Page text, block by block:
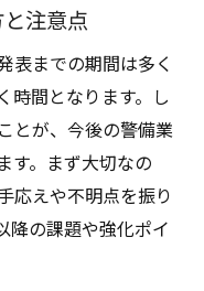
注意点
表までの期間は多く
時間となります。し
とが、今後の警備業
す。まず大切なの
応えや不明点を振り
降の課題や強化ポイ